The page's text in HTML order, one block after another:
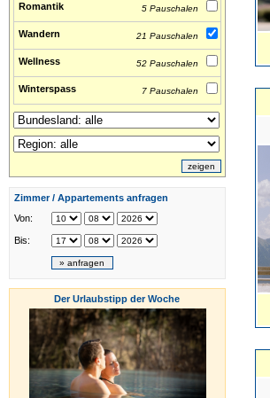
Romantik 5 Pauschalen
Wandern 21 Pauschalen
Wellness 52 Pauschalen
Winterspass 7 Pauschalen
Zimmer / Appartements anfragen
Von:
Bis:
Der Urlaubstipp der Woche